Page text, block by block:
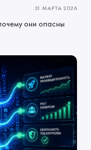
31 МАРТА 2026
они опасны